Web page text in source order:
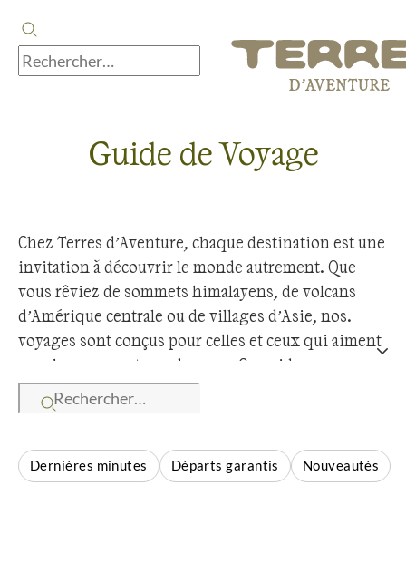
Guide de Voyage
Chez Terres d’Aventure, chaque destination est une
invitation à découvrir le monde autrement. Que
vous rêviez de sommets himalayens, de volcans
d’Amérique centrale ou de villages d’Asie, nos
voyages sont conçus pour celles et ceux qui aiment
marcher, rencontrer, observer. Ce guide vous
permet de parcourir nos offres par pays, par région
ou par type d’aventure : randonnée, trekking,
simple de trouver le voyage qui vous ressemble,
selon vos envies de nature, de culture ou de grands
Dernières minutes Départs garantis Nouveautés